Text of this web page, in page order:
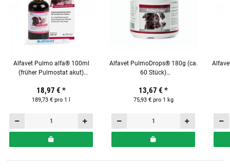
Alfavet Pulmo alfa® 100ml
(früher Pulmostat akut)
Hunde
18,97 € *
189,73 € pro 1 l
Alfavet PulmoDrops® 180g (ca.
60 Stück)
Hunde
13,67 € *
75,93 € pro 1 kg